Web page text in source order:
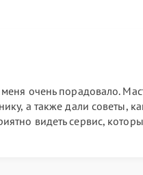
очень порадовало.
а также дали советы,
видеть сервис,